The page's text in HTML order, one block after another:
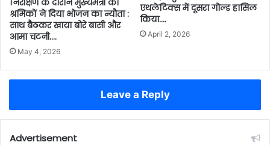
श्रमिकों ने दिया भोजन का न्यौता :
साथ बैठकर खाया बोरे बासी और
आमा चटनी….
May 4, 2026
एथलेटिक्स में दूसरा गोल्ड हासिल
किया….
April 2, 2026
Leave a Reply
Advertisement